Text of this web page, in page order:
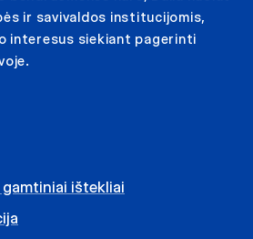
ir savivaldos institucijomis,
interesus siekiant pagerinti
ištekliai